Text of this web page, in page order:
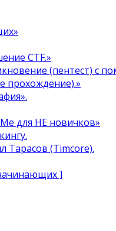
CTF.»
(пентест) с
прохождение).»
для НЕ новичков»
Тарасов (Timcore).
]